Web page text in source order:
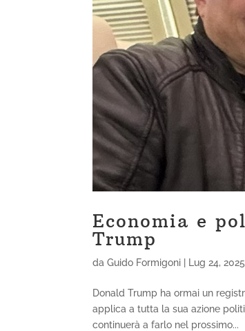
Economia e
Trump
daGuido Formigoni | Lug 24, 2025
Donald Trump ha ormai un
applica a tutta la sua azione
continuerà a farlo nel prossimo...